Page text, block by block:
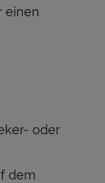
einen
oder
dem